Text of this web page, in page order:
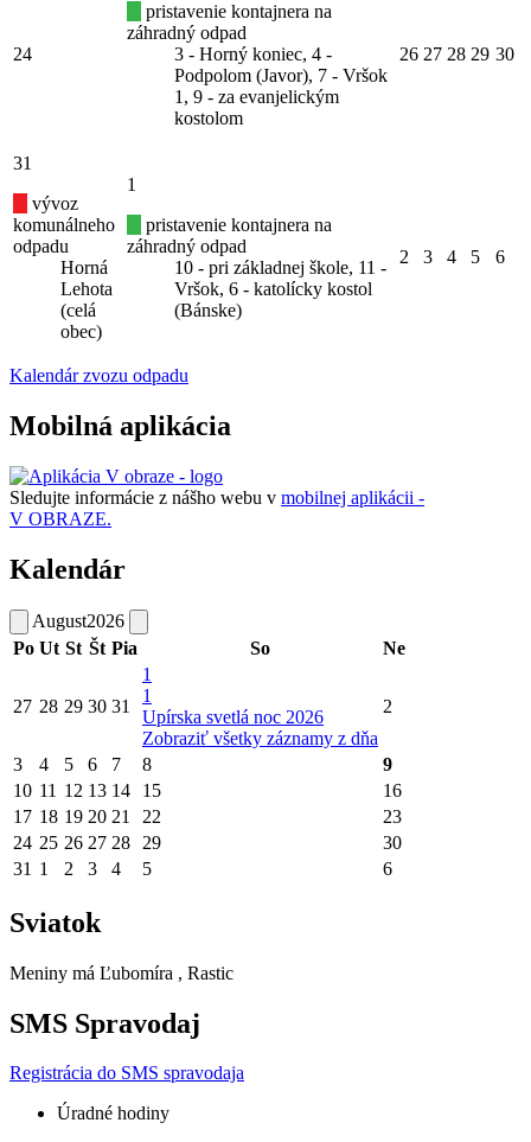
24
pristavenie kontajnera na
záhradný odpad
3 - Horný koniec, 4 -
Podpolom (Javor), 7 - Vršok
1, 9 - za evanjelickým
kostolom
26 27 28 29 30
31
vývoz
komunálneho
odpadu
Horná
Lehota
(celá
obec)
1
pristavenie kontajnera na
záhradný odpad
10 - pri základnej škole, 11 -
Vršok, 6 - katolícky kostol
(Bánske)
2 3 4 5 6
Kalendár zvozu odpadu
Mobilná aplikácia
Sledujte informácie z nášho webu v mobilnej aplikácii -
V OBRAZE.
Kalendár
August2026
Po Ut St Št Pia So Ne
27 28 29 30 31
1
1
Upírska svetlá noc 2026
Zobraziť všetky záznamy z dňa
2
3 4 5 6 7 8
9
10 11 12 13 14 15
16
17 18 19 20 21 22
23
24 25 26 27 28 29
30
31 1 2 3 4 5 6
Sviatok
Meniny má Ľubomíra , Rastic
SMS Spravodaj
Registrácia do SMS spravodaja
Úradné hodiny